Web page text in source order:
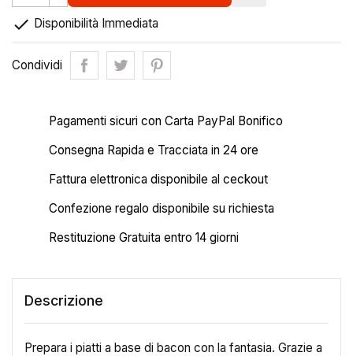
 Disponibilità Immediata
Condividi
Pagamenti sicuri con Carta PayPal Bonifico
Consegna Rapida e Tracciata in 24 ore
Fattura elettronica disponibile al ceckout
Confezione regalo disponibile su richiesta
Restituzione Gratuita entro 14 giorni
Descrizione
Prepara i piatti a base di bacon con la fantasia. Grazie a